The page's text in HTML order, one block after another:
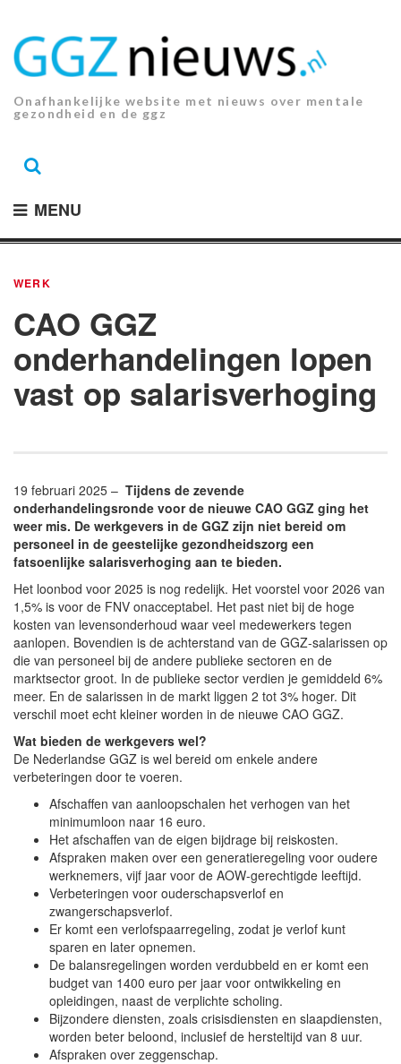
inhoud.
Onafhankelijke website met nieuws over mentale
gezondheid en de ggz
MENU
WERK
CAO GGZ
onderhandelingen lopen
vast op salarisverhoging
19 februari 2025 – Tijdens de zevende
onderhandelingsronde voor de nieuwe CAO GGZ ging het
weer mis. De werkgevers in de GGZ zijn niet bereid om
personeel in de geestelijke gezondheidszorg een
fatsoenlijke salarisverhoging aan te bieden.
Het loonbod voor 2025 is nog redelijk. Het voorstel voor 2026 van
1,5% is voor de FNV onacceptabel. Het past niet bij de hoge
kosten van levensonderhoud waar veel medewerkers tegen
aanlopen. Bovendien is de achterstand van de GGZ-salarissen op
die van personeel bij de andere publieke sectoren en de
marktsector groot. In de publieke sector verdien je gemiddeld 6%
meer. En de salarissen in de markt liggen 2 tot 3% hoger. Dit
verschil moet echt kleiner worden in de nieuwe CAO GGZ.
Wat bieden de werkgevers wel?
De Nederlandse GGZ is wel bereid om enkele andere
verbeteringen door te voeren.
Afschaffen van aanloopschalen het verhogen van het
minimumloon naar 16 euro.
Het afschaffen van de eigen bijdrage bij reiskosten.
Afspraken maken over een generatieregeling voor oudere
werknemers, vijf jaar voor de AOW-gerechtigde leeftijd.
Verbeteringen voor ouderschapsverlof en
zwangerschapsverlof.
Er komt een verlofspaarregeling, zodat je verlof kunt
sparen en later opnemen.
De balansregelingen worden verdubbeld en er komt een
budget van 1400 euro per jaar voor ontwikkeling en
opleidingen, naast de verplichte scholing.
Bijzondere diensten, zoals crisisdiensten en slaapdiensten,
worden beter beloond, inclusief de hersteltijd van 8 uur.
Afspraken over zeggenschap.